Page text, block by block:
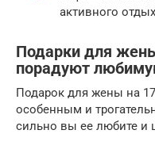
активного
Подарки для
порадуют
Подарок для жены на
особенным и
сильно вы ее любите и